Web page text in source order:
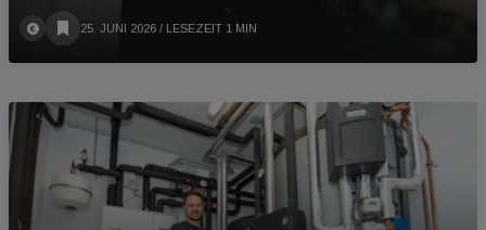
25. JUNI 2026 / LESEZEIT 1 MIN